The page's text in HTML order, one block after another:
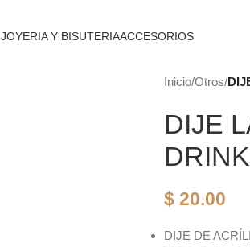
JOYERIA Y BISUTERIAACCESORIOS
Inicio/Otros/
DIJE
DRINK
$20.00
DIJE DE